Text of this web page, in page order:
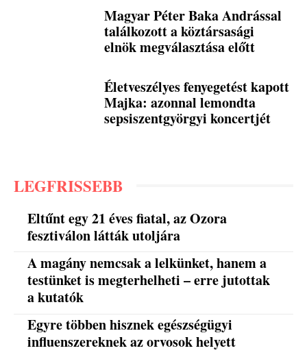
Magyar Péter Baka Andrással
találkozott a köztársasági
elnök megválasztása előtt
Életveszélyes fenyegetést kapott
Majka: azonnal lemondta
sepsiszentgyörgyi koncertjét
LEGFRISSEBB
Eltűnt egy 21 éves fiatal, az Ozora
fesztiválon látták utoljára
A magány nemcsak a lelkünket, hanem a
testünket is megterhelheti – erre jutottak
a kutatók
Egyre többen hisznek egészségügyi
influenszereknek az orvosok helyett